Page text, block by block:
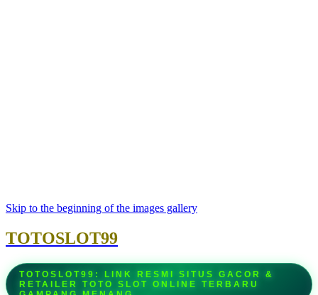
Skip to the beginning of the images gallery
TOTOSLOT99
TOTOSLOT99: LINK RESMI SITUS GACOR &
RETAILER TOTO SLOT ONLINE TERBARU